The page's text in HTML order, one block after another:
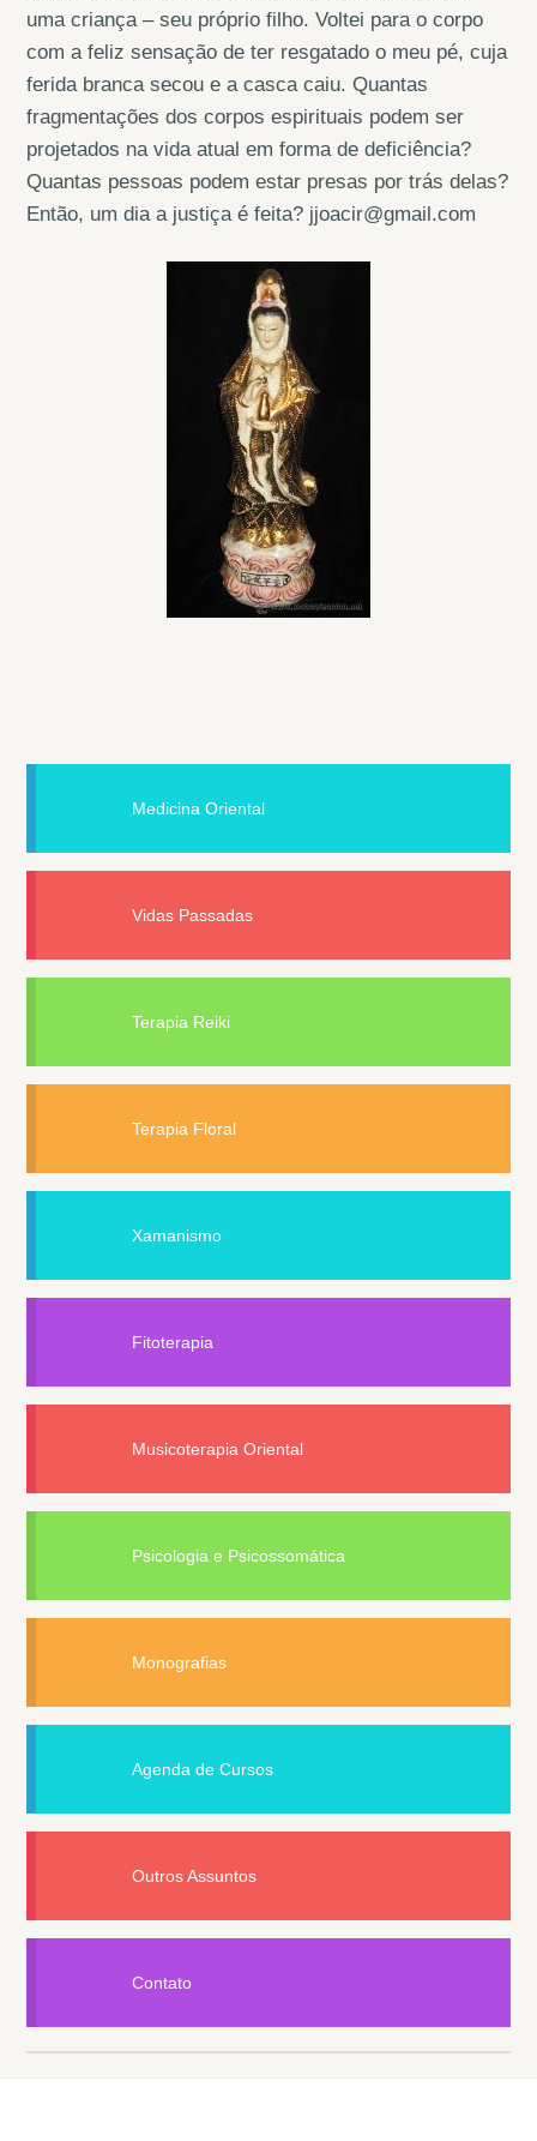
uma criança – seu próprio filho. Voltei para o corpo
com a feliz sensação de ter resgatado o meu pé, cuja
ferida branca secou e a casca caiu. Quantas
fragmentações dos corpos espirituais podem ser
projetados na vida atual em forma de deficiência?
Quantas pessoas podem estar presas por trás delas?
Então, um dia a justiça é feita? jjoacir@gmail.com
Medicina Oriental
Vidas Passadas
Terapia Reiki
Terapia Floral
Xamanismo
Fitoterapia
Musicoterapia Oriental
Psicologia e Psicossomática
Monografias
Agenda de Cursos
Outros Assuntos
Contato